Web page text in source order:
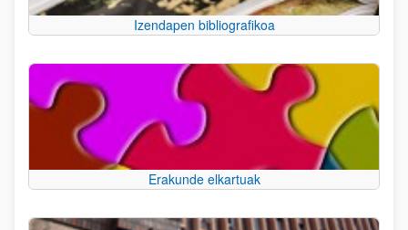
Izendapen bibliografikoa
Erakunde elkartuak